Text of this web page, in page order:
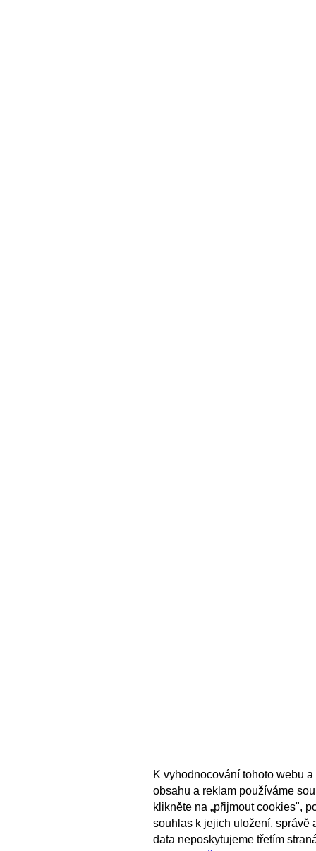
K vyhodnocování tohoto webu
obsahu a reklam používáme
klikněte na „přijmout cookies",
souhlas k jejich uložení, správě
data neposkytujeme třetím